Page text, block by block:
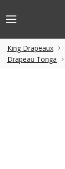
King Drapeaux
Drapeau Tonga